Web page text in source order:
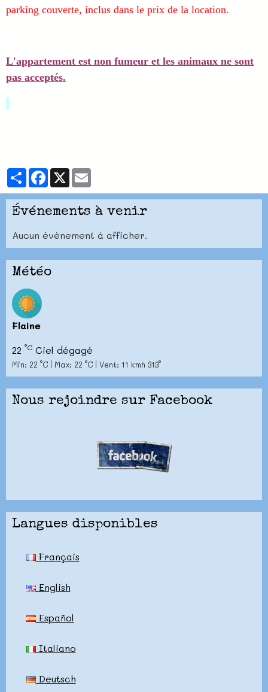
parking couverte, inclus dans le prix de la location.
L'appartement est non fumeur et les animaux ne sont
pas acceptés.
PartagerFacebook
X
Événements à venir
Aucun évènement à afficher.
Météo
Flaine
22 °C Ciel dégagé
Min: 22 °C | Max: 22 °C | Vent: 11 kmh 313°
Nous rejoindre sur Facebook
Langues disponibles
Français
English
Español
Italiano
Deutsch